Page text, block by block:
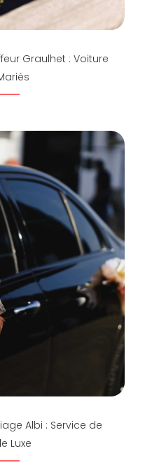
Graulhet : Voiture
Albi : Service de
Luxe